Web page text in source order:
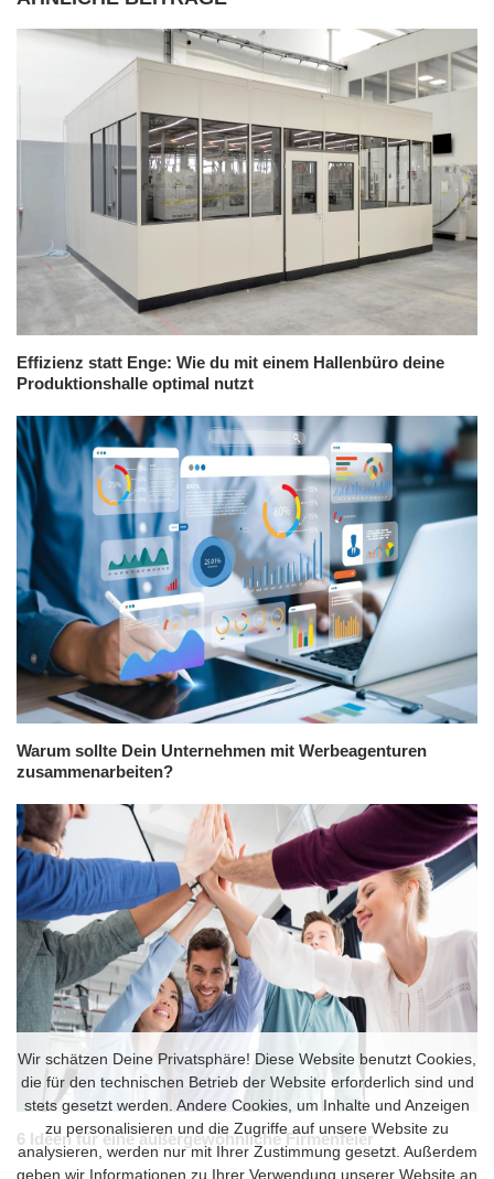
Effizienz statt Enge: Wie du mit einem Hallenbüro deine
Produktionshalle optimal nutzt
Warum sollte Dein Unternehmen mit Werbeagenturen
zusammenarbeiten?
6 Ideen für eine außergewöhnliche Firmenfeier
Wir schätzen Deine Privatsphäre! Diese Website benutzt Cookies,
die für den technischen Betrieb der Website erforderlich sind und
stets gesetzt werden. Andere Cookies, um Inhalte und Anzeigen
zu personalisieren und die Zugriffe auf unsere Website zu
analysieren, werden nur mit Ihrer Zustimmung gesetzt. Außerdem
geben wir Informationen zu Ihrer Verwendung unserer Website an